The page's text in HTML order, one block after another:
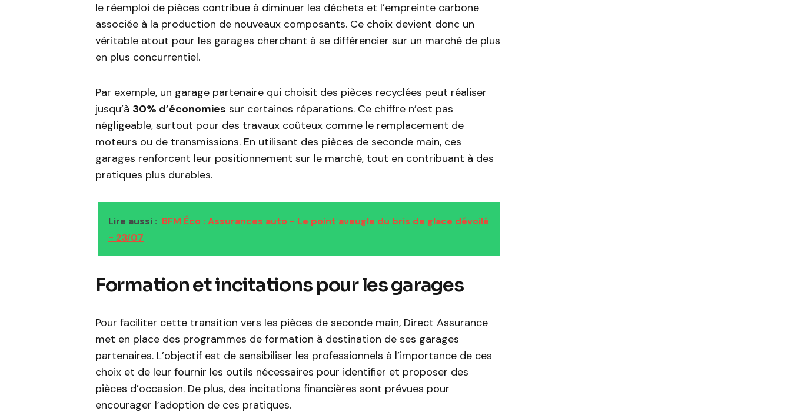
le réemploi de pièces contribue à diminuer les déchets et l’empreinte carbone
associée à la production de nouveaux composants. Ce choix devient donc un
véritable atout pour les garages cherchant à se différencier sur un marché de plus
en plus concurrentiel.
Par exemple, un garage partenaire qui choisit des pièces recyclées peut réaliser
jusqu’à 30% d’économies sur certaines réparations. Ce chiffre n’est pas
négligeable, surtout pour des travaux coûteux comme le remplacement de
moteurs ou de transmissions. En utilisant des pièces de seconde main, ces
garages renforcent leur positionnement sur le marché, tout en contribuant à des
pratiques plus durables.
Lire aussi : BFM Éco : Assurances auto - Le point aveugle du bris de glace dévoilé
- 23/07
Formation et incitations pour les garages
Pour faciliter cette transition vers les pièces de seconde main, Direct Assurance
met en place des programmes de formation à destination de ses garages
partenaires. L’objectif est de sensibiliser les professionnels à l’importance de ces
choix et de leur fournir les outils nécessaires pour identifier et proposer des
pièces d’occasion. De plus, des incitations financières sont prévues pour
encourager l’adoption de ces pratiques.